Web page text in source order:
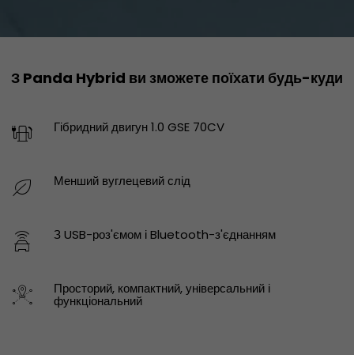
З Panda Hybrid ви зможете поїхати будь-куди
Гібридний двигун 1.0 GSE 70CV
Менший вуглецевий слід
З USB-роз'ємом і Bluetooth-з'єднанням
Просторий, компактний, універсальний і
функціональний